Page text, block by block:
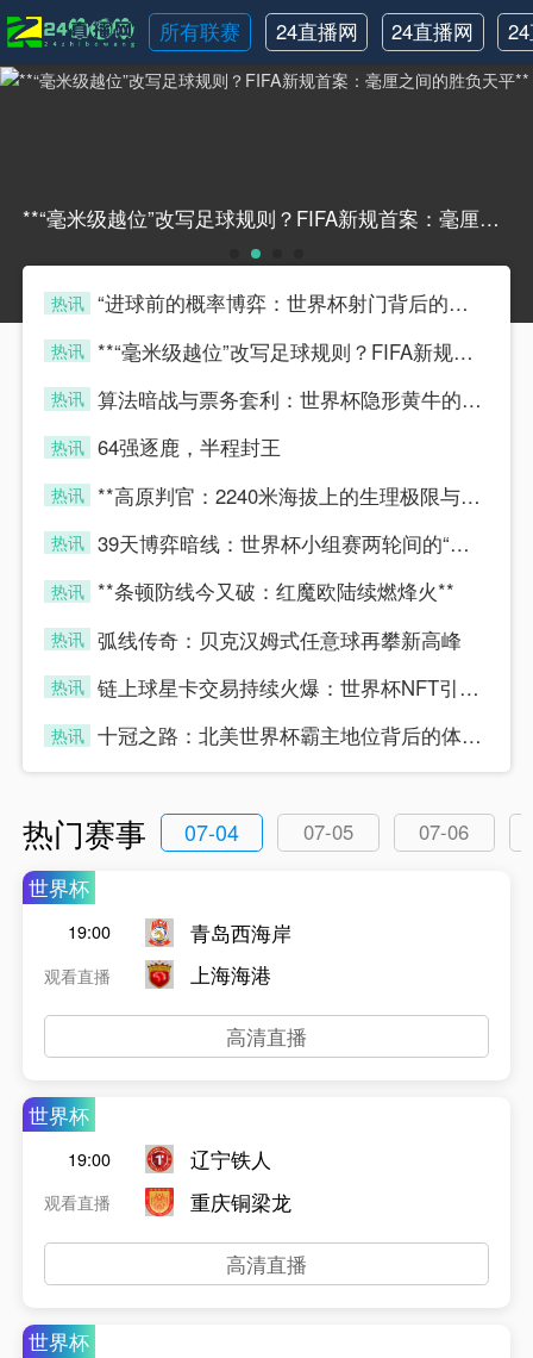
所有联赛
24直播网
NBA
24直播网
世界杯
**“毫米级越位”改写足球规则？FIFA新规首案：毫厘之间的胜负天平****“毫米级越位”改写足球规则？FIFA新规首案：毫厘之间的胜负天平**
热讯
“进球前的概率博弈：世界杯射门背后的隐藏算法”
热讯
**“毫米级越位”改写足球规则？FIFA新规首案：毫厘之间的胜负天平**
热讯
算法暗战与票务套利：世界杯隐形黄牛的博弈模型
热讯 64强逐鹿，半程封王
热讯
**高原判官：2240米海拔上的生理极限与毫秒级执法**
热讯
39天博弈暗线：世界杯小组赛两轮间的“休整”真相
热讯
**条顿防线今又破：红魔欧陆续燃烽火**
热讯 弧线传奇：贝克汉姆式任意球再攀新高峰
热讯
链上球星卡交易持续火爆：世界杯NFT引爆数字藏品新浪潮
热讯
十冠之路：北美世界杯霸主地位背后的体能密码
热门赛事 07-04 07-05
07-06
世界杯
19:00
观看直播
青岛西海岸
上海海港
高清直播
世界杯
19:00
观看直播
辽宁铁人
重庆铜梁龙
高清直播
世界杯